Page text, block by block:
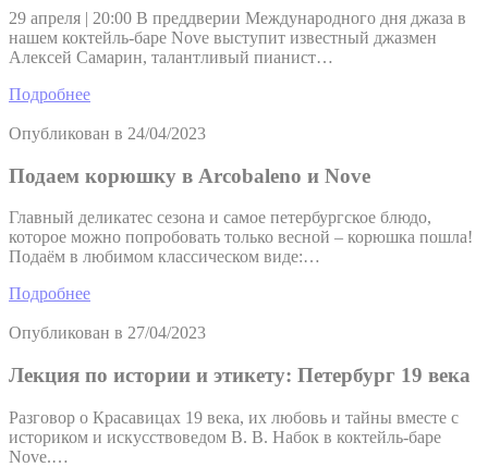
29 апреля | 20:00 В преддверии Международного дня джаза в
нашем коктейль-баре Nove выступит известный джазмен
Алексей Самарин, талантливый пианист…
Подробнее
Опубликован в 24/04/2023
Подаем корюшку в Arcobaleno и Nove
Главный деликатес сезона и самое петербургское блюдо,
которое можно попробовать только весной – корюшка пошла!
Подаём в любимом классическом виде:…
Подробнее
Опубликован в 27/04/2023
Лекция по истории и этикету: Петербург 19 века
Разговор о Красавицах 19 века, их любовь и тайны вместе с
историком и искусствоведом В. В. Набок в коктейль-баре
Nove.…